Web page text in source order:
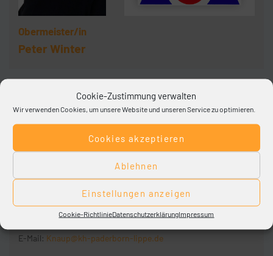
Cookie-Zustimmung verwalten
Wir verwenden Cookies, um unsere Website und unseren Service zu optimieren.
Cookies akzeptieren
Ablehnen
Einstellungen anzeigen
Cookie-RichtlinieDatenschutzerklärungImpressum
Obermeister/in
Peter Winter
Ansprechpartner/in
Norbert Knaup
E-Mail: Knaup@kh-paderborn-lippe.de